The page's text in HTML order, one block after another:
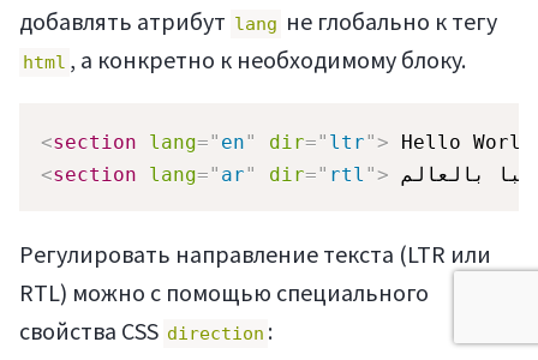
добавлять атрибут lang не глобально к тегу
html , а конкретно к необходимому блоку.
<section lang=" en" dir=" ltr"> Hello
<section lang=" ar" dir=" rtl ">
Регулировать направление текста (LTR или
RTL) можно с помощью специального
свойства CSS direction :